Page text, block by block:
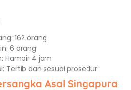
162 orang
6 orang
Hampir 4 jam
Tertib dan sesuai prosedur
Asal Singapura